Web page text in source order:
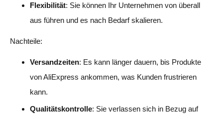
Flexibilität: Sie können Ihr Unternehmen von überall
aus führen und es nach Bedarf skalieren.
Nachteile:
Versandzeiten: Es kann länger dauern, bis Produkte
von AliExpress ankommen, was Kunden frustrieren
kann.
Qualitätskontrolle: Sie verlassen sich in Bezug auf